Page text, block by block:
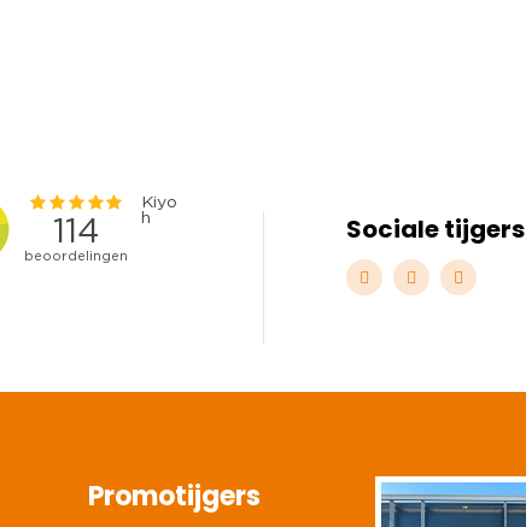
Sociale tijgers
Promotijgers